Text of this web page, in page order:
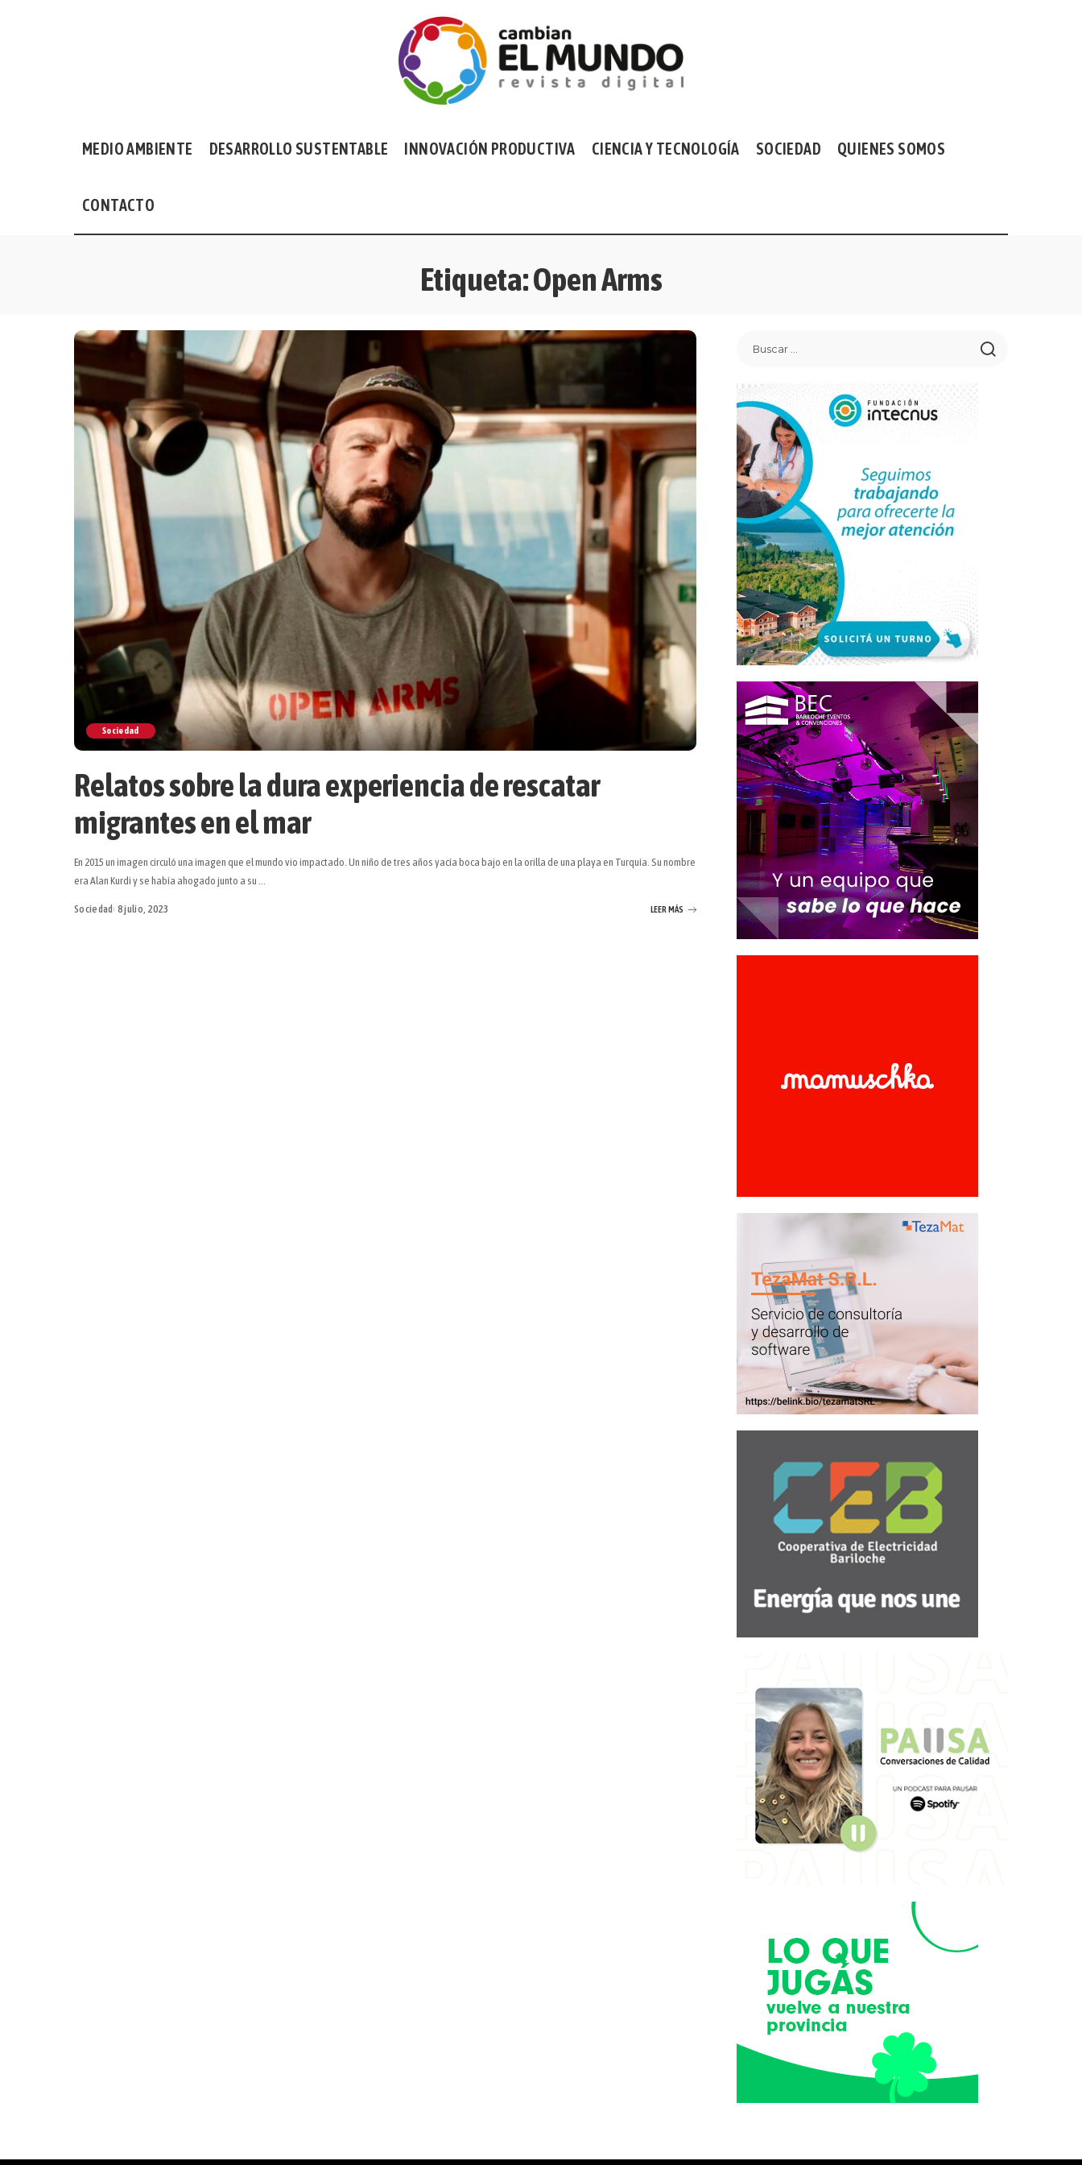
MEDIO AMBIENTE DESARROLLO SUSTENTABLE INNOVACIÓN PRODUCTIVA CIENCIA Y TECNOLOGÍA SOCIEDAD QUIENES SOMOS
CONTACTO
Etiqueta:Open Arms
Sociedad
Relatos sobre la dura experiencia de rescatar
migrantes en el mar
En 2015 un imagen circuló una imagen que el mundo vio impactado. Un niño de tres años yacía boca bajo en la orilla de una playa en Turquía. Su nombre
era Alan Kurdi y se había ahogado junto a su ...
Sociedad 8 julio, 2023 LEER MÁS